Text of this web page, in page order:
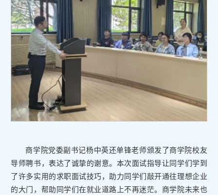
商学院党委副书记杨中英还单锋老师颁发了商学院校友
导师聘书，表达了诚挚的谢意。本次面试指导让同学们学到
了许多实用的求职面试技巧，助力同学们敲开通往理想企业
的大门，帮助同学们在就业道路上不再迷茫。商学院未来也